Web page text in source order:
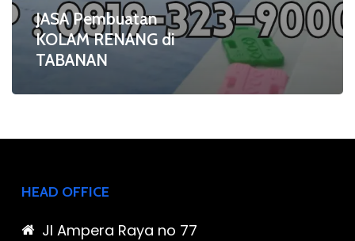
JASA Pembuatan
KOLAM RENANG di
TABANAN
HEAD OFFICE
Jl Ampera Raya no 77